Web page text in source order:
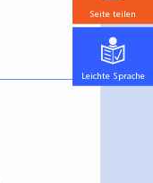
Seite teilen
Leichte Sprache